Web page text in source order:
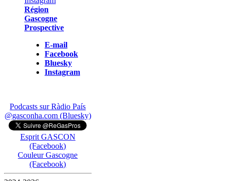
Région
Gascogne
Prospective
E-mail
Facebook
Bluesky
Instagram
Podcasts sur Ràdio País
@gasconha.com (Bluesky)
Esprit GASCON
(Facebook)
Couleur Gascogne
(Facebook)